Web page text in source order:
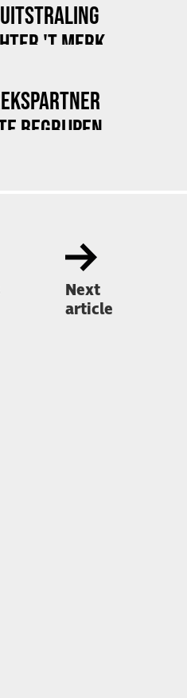
'T MERK
BEGRIJPEN
Next
article